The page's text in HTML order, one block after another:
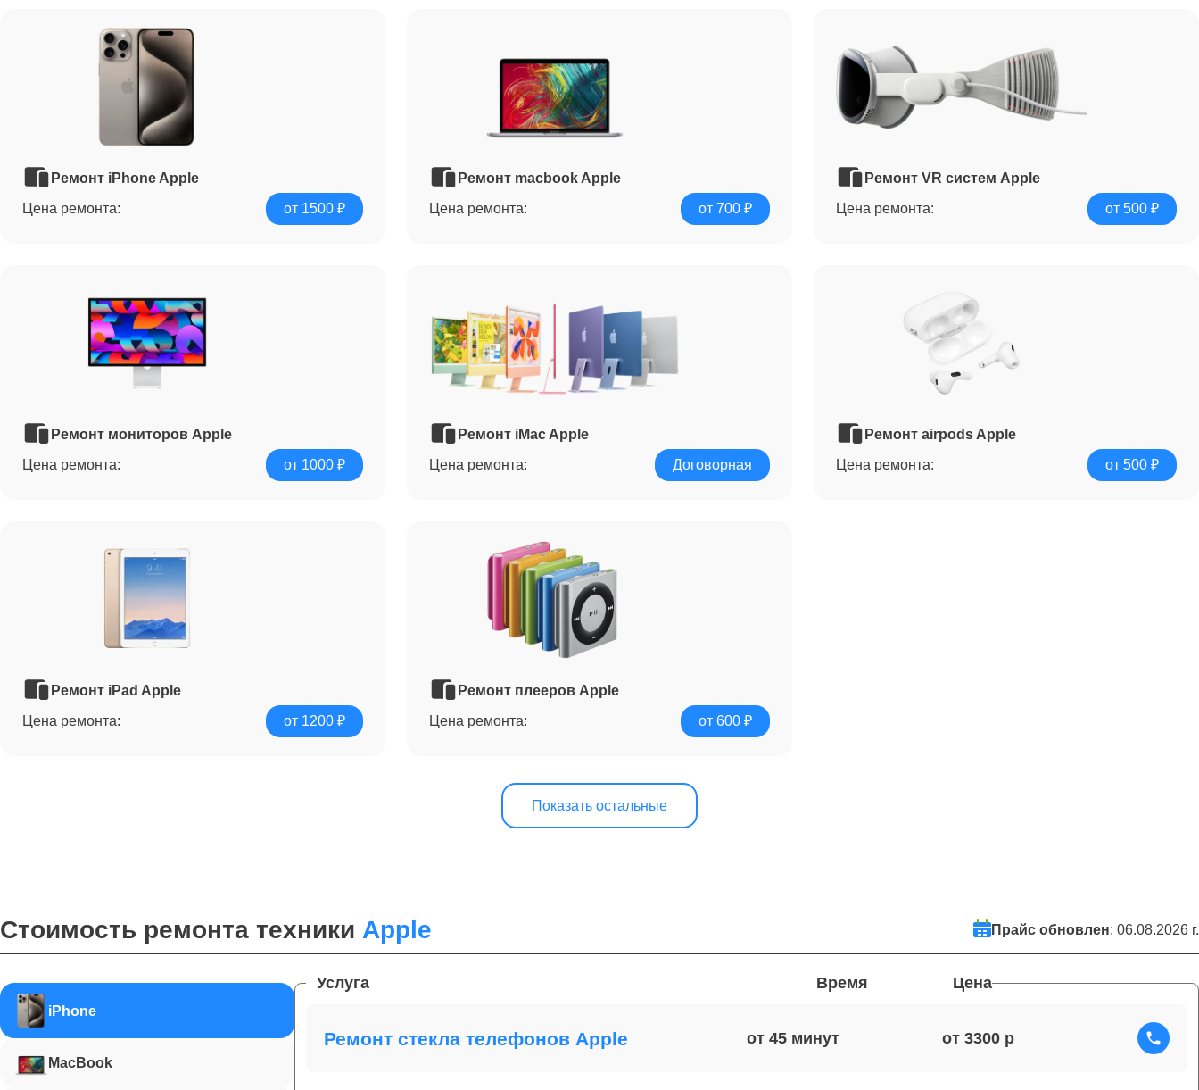
Ремонт iPhone Apple
Цена ремонта:
от 1500 ₽
Ремонт macbook Apple
Цена ремонта:
от 700 ₽
Ремонт VR систем Apple
Цена ремонта:
от 500 ₽
Ремонт мониторов Apple
Цена ремонта:
от 1000 ₽
Ремонт iMac Apple
Цена ремонта:
Договорная
Ремонт airpods Apple
Цена ремонта:
от 500 ₽
Ремонт iPad Apple
Цена ремонта:
от 1200 ₽
Ремонт плееров Apple
Цена ремонта:
от 600 ₽
Показать остальные
Стоимость ремонта техники Apple Прайс обновлен: 06.08.2026 г.
iPhone
MacBook
Услуга Время Цена
Ремонт стекла телефонов Apple от 45 от 3300